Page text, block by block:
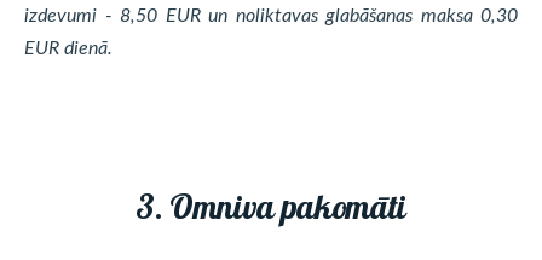
izdevumi - 8,50 EUR un noliktavas glabāšanas maksa 0,30
EUR dienā.
3. Omniva pakomāti